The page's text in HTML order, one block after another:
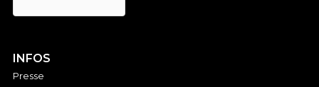
INFOS
Presse